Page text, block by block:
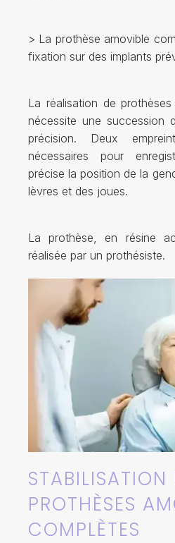
> La prothèse amovible
fixation sur des implants
La réalisation de
nécessite une succession
précision. Deux
nécessaires pour
précise la position de la
lèvres et des joues.
La prothèse, en résine
réalisée par un prothésiste.
STABILISATION
PROTHÈSES
COMPLÈTES